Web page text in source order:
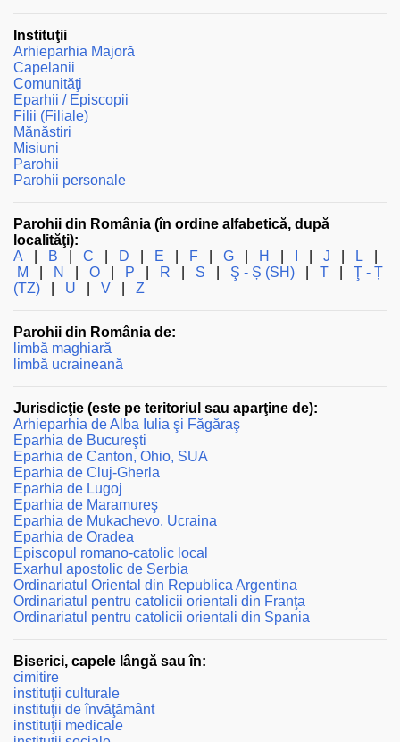
Instituţii
Arhieparhia Majoră
Capelanii
Comunităţi
Eparhii / Episcopii
Filii (Filiale)
Mănăstiri
Misiuni
Parohii
Parohii personale
Parohii din România (în ordine alfabetică, după
localităţi):
A
B C D E F G H J L
M
N O P R S Ş - Ș (SH) T
Ţ - Ț
(TZ)
U V Z
Parohii din România de:
limbă maghiară
limbă ucraineană
Jurisdicţie (este pe teritoriul sau aparţine de):
Arhieparhia de Alba Iulia şi Făgăraş
Eparhia de Bucureşti
Eparhia de Canton, Ohio, SUA
Eparhia de Cluj-Gherla
Eparhia de Lugoj
Eparhia de Maramureş
Eparhia de Mukachevo, Ucraina
Eparhia de Oradea
Episcopul romano-catolic local
Exarhul apostolic de Serbia
Ordinariatul Oriental din Republica Argentina
Ordinariatul pentru catolicii orientali din Franţa
Ordinariatul pentru catolicii orientali din Spania
Biserici, capele lângă sau în:
cimitire
instituţii culturale
instituţii de învăţământ
instituţii medicale